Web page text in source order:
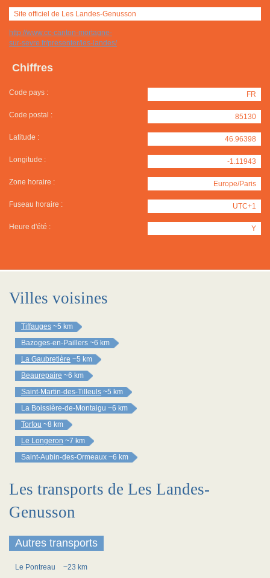
Site officiel de Les Landes-Genusson
http://www.cc-canton-mortagne-
sur-sevre.fr/presenter/les-landes/
Chiffres
Code pays : FR
Code postal : 85130
Latitude : 46.96398
Longitude : -1.11943
Zone horaire : Europe/Paris
Fuseau horaire : UTC+1
Heure d'été : Y
Villes voisines
Tiffauges ~5 km
Bazoges-en-Paillers ~6 km
La Gaubretière ~5 km
Beaurepaire ~6 km
Saint-Martin-des-Tilleuls ~5 km
La Boissière-de-Montaigu ~6 km
Torfou ~8 km
Le Longeron ~7 km
Saint-Aubin-des-Ormeaux ~6 km
Les transports de Les Landes-
Genusson
Autres transports
Le Pontreau
~23 km